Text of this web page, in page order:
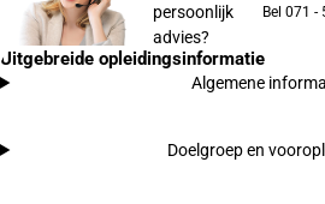
persoonlijk
advies?
Bel 071 -
Uitgebreide opleidingsinformatie
Algemene
Doelgroep en